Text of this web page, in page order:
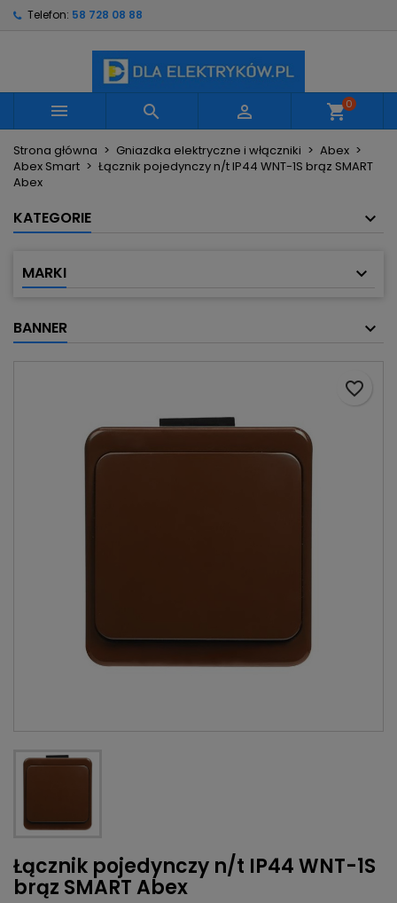
Telefon: 58 728 08 88
   shopping_cart0
Strona główna Gniazdka elektryczne i włączniki
Abex
Abex Smart
Łącznik pojedynczy n/t IP44 WNT-1S brąz SMART
Abex
KATEGORIE
MARKI
BANNER
Łącznik pojedynczy n/t IP44 WNT-1S
brąz SMART Abex
favorite_border
Utwórz nową listę
Nazwa listy życzeń
Anuluj Utwórz listę życzeń
Musisz być zalogowany by zapisać produkty na
swojej liście życzeń.
Anuluj Zaloguj się